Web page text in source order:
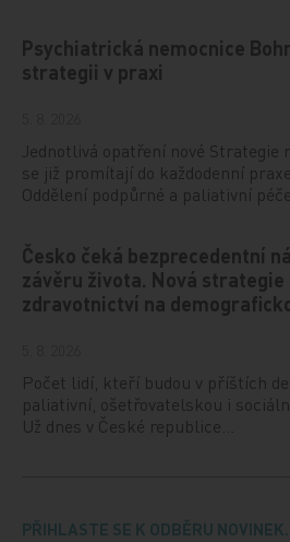
Psychiatrická nemocnice
strategii v praxi
Jednotlivá opatření nové Strategie
se již promítají do každodenní
Oddělení podpůrné a paliativní péče
Česko čeká bezprecedentní
závěru života. Nová
zdravotnictví na
Počet lidí, kteří budou v příštích
paliativní, ošetřovatelskou i
Už dnes v České republice…
PŘIHLASTE SE K ODBĚRU NOVINEK.